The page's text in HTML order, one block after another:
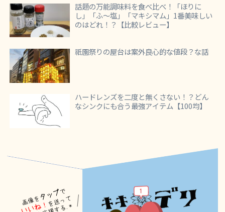
話題の万能調味料を食べ比べ！「ほりに
し」「ふ～塩」「マキシマム」1番美味しい
のはどれ！？【比較レビュー】
祇園祭りの屋台は案外良心的な値段？な話
ハードレンズを二度と無くさない！？どん
なシンクにも合う最強アイテム【100均】